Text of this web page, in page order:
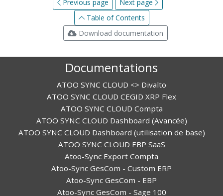
Previous page
Next page
Table of Contents
Download documentation
Documentations
ATOO SYNC CLOUD <> Divalto
ATOO SYNC CLOUD CEGID XRP Flex
ATOO SYNC CLOUD Compta
ATOO SYNC CLOUD Dashboard (Avancée)
ATOO SYNC CLOUD Dashboard (utilisation de base)
ATOO SYNC CLOUD EBP SaaS
Atoo-Sync Export Compta
Atoo-Sync GesCom - Custom ERP
Atoo-Sync GesCom - EBP
Atoo-Sync GesCom - Sage 100